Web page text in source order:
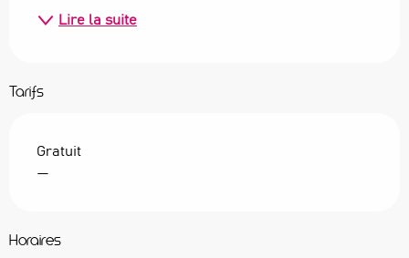
Lire la suite
Tarifs
Gratuit
—
Horaires